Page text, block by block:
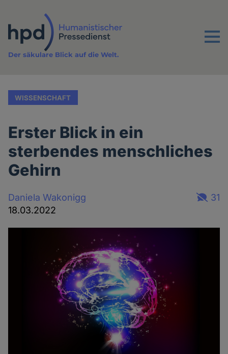
Inhalt
Menu
Der säkulare Blick auf die Welt.
WISSENSCHAFT
Erster Blick in ein
sterbendes menschliches
Gehirn
Daniela Wakonigg
18.03.2022
31